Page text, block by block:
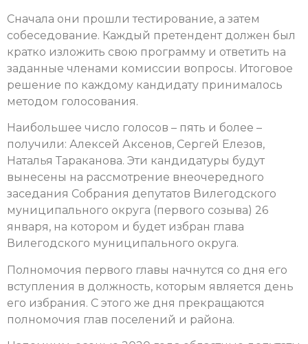
Сначала они прошли тестирование, а затем
собеседование. Каждый претендент должен был
кратко изложить свою программу и ответить на
заданные членами комиссии вопросы. Итоговое
решение по каждому кандидату принималось
методом голосования.
Наибольшее число голосов – пять и более –
получили: Алексей Аксенов, Сергей Елезов,
Наталья Тараканова. Эти кандидатуры будут
вынесены на рассмотрение внеочередного
заседания Собрания депутатов Вилегодского
муниципального округа (первого созыва) 26
января, на котором и будет избран глава
Вилегодского муниципального округа.
Полномочия первого главы начнутся со дня его
вступления в должность, которым является день
его избрания. С этого же дня прекращаются
полномочия глав поселений и района.